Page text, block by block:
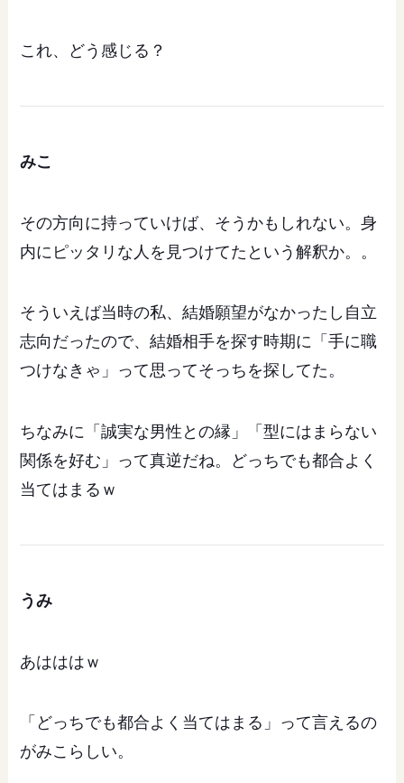
これ、どう感じる？
みこ
その方向に持っていけば、そうかもしれない。身
内にピッタリな人を見つけてたという解釈か。。
そういえば当時の私、結婚願望がなかったし自立
志向だったので、結婚相手を探す時期に「手に職
つけなきゃ」って思ってそっちを探してた。
ちなみに「誠実な男性との縁」「型にはまらない
関係を好む」って真逆だね。どっちでも都合よく
当てはまるｗ
うみ
あはははｗ
「どっちでも都合よく当てはまる」って言えるの
がみこらしい。